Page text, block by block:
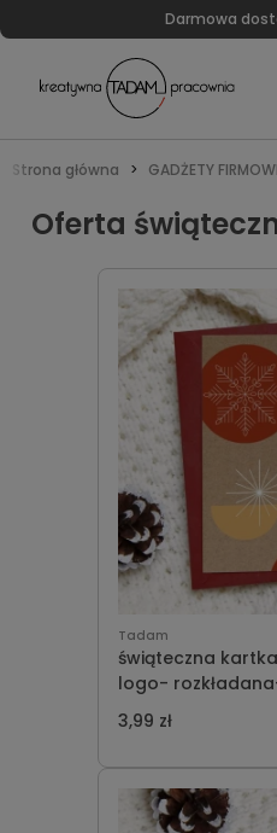
Darmowa
Strona główna GADŻETY
Oferta
Tadam
świąteczna
3,99 zł